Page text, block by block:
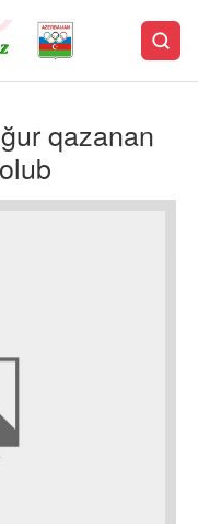
qazanan